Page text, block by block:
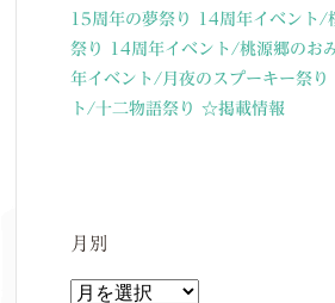
15周年の夢祭り
14周年イベント/
祭り
14周年イベント/桃源郷のお
年イベント/月夜のスプーキー祭り
ト/十二物語祭り
☆掲載情報
月別
月